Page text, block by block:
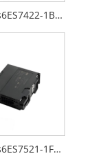
Siemens6ES7422-1BL00-0AA0
Siemens6ES7521-1FH00-0AA0